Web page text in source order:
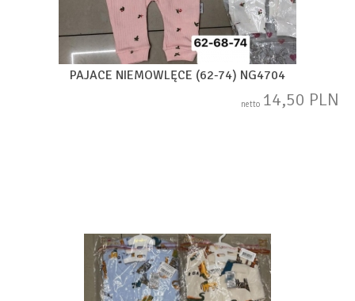
PAJACE NIEMOWLĘCE (62-74) NG4704
netto 14,50 PLN